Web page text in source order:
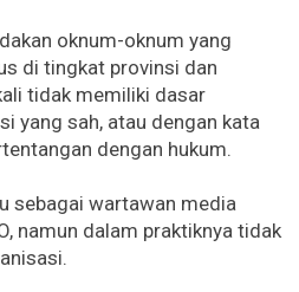
oknum-oknum yang
di tingkat provinsi dan
tidak memiliki dasar
yang sah, atau dengan kata
dengan hukum.
sebagai wartawan media
namun dalam praktiknya tidak